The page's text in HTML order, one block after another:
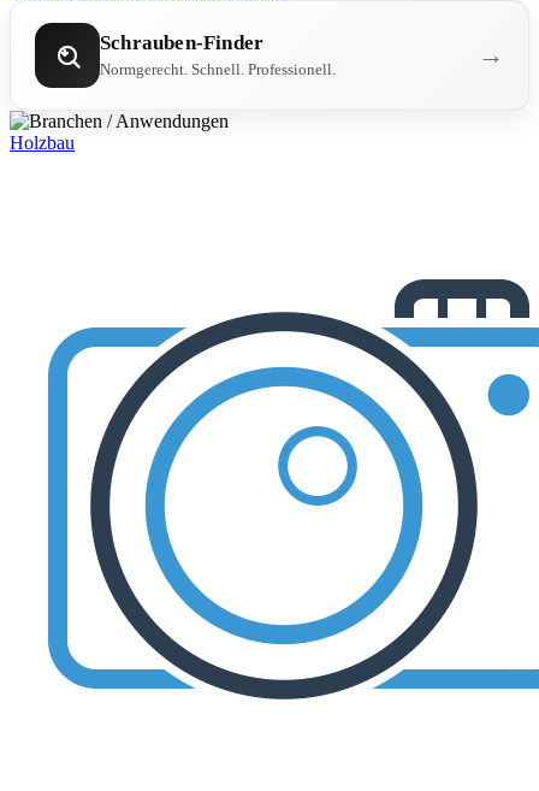
Schrauben-Finder
Normgerecht. Schnell. Professionell. →
Holzbau